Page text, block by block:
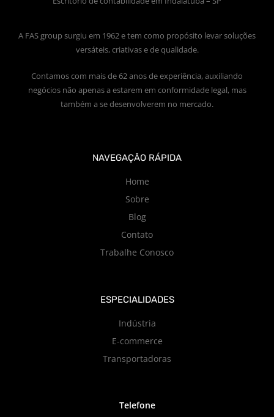
A FAS group surgiu em 1962 e tem como propósito levar soluções
versáteis, criativas e de qualidade.
Contamos com mais de 62 anos de experiência, auxiliando
negócios não apenas a estarem em conformidade legal, mas
também a se desenvolverem no mercado.
NAVEGAÇÃO RÁPIDA
Home
Sobre
Blog
Contato
Trabalhe Conosco
ESPECIALIDADES
Indústria
E-commerce
Transportadoras
Telefone